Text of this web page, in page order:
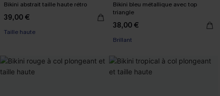
Bikini abstrait taille haute rétro
39,00 €
Taille haute
Bikini bleu métallique avec top
triangle
38,00 €
Brillant